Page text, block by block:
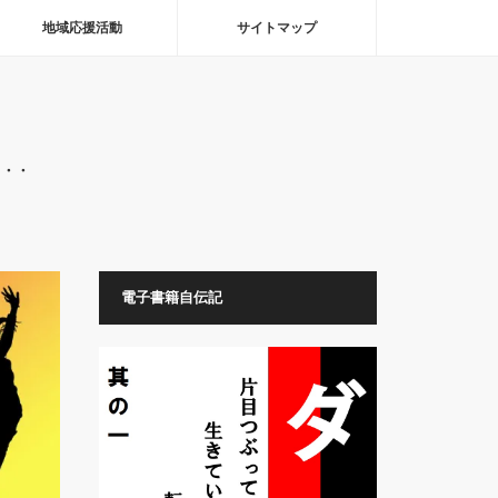
地域応援活動 サイトマップ
・
電子書籍自伝記